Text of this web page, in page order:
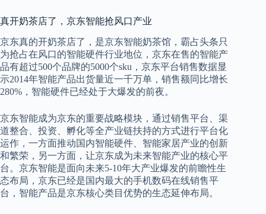
真开奶茶店了，京东智能抢风口产业
京东真的开奶茶店了，是京东智能奶茶馆，霸占头条只
为抢占在风口的智能硬件行业地位，京东在售的智能产
品有超过500个品牌的5000个sku，京东平台销售数据显
示2014年智能产品出货量近一千万单，销售额同比增长
280%，智能硬件已经处于大爆发的前夜。
京东智能成为京东的重要战略模块，通过销售平台、渠
道整合、投资、孵化等全产业链扶持的方式进行平台化
运作，一方面推动国内智能硬件、智能家居产业的创新
和繁荣，另一方面，让京东成为未来智能产业的核心平
台。京东智能是面向未来5-10年大产业爆发的前瞻性生
态布局，京东已经是国内最大的手机数码在线销售平
台，智能产品是京东核心类目优势的生态延伸布局。